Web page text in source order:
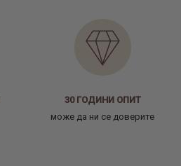
30 ГОДИНИ ОПИТ
може да ни се доверите